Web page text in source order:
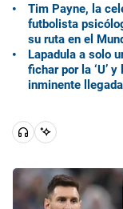
Tim Payne, la
futbolista
su ruta en el
Lapadula a solo
fichar por la ‘U’
inminente llegada